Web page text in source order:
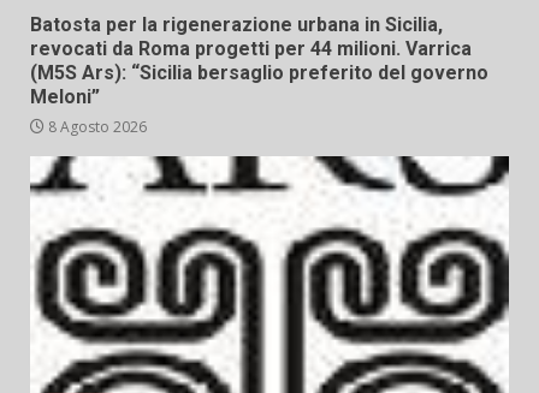
Batosta per la rigenerazione urbana in Sicilia,
revocati da Roma progetti per 44 milioni. Varrica
(M5S Ars): “Sicilia bersaglio preferito del governo
Meloni”
8 Agosto 2026